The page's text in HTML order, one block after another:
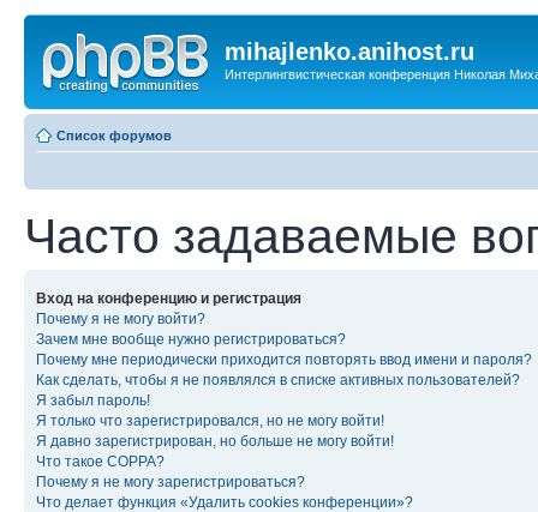
mihajlenko.anihost.ru
Интерлингвистическая конференция Николая
Список форумов
Часто задаваемые
Вход на конференцию и регистрация
Почему я не могу войти?
Зачем мне вообще нужно регистрироваться?
Почему мне периодически приходится повторять ввод имени и пароля?
Как сделать, чтобы я не появлялся в списке активных пользователей?
Я забыл пароль!
Я только что зарегистрировался, но не могу войти!
Я давно зарегистрирован, но больше не могу войти!
Что такое COPPA?
Почему я не могу зарегистрироваться?
Что делает функция «Удалить cookies конференции»?